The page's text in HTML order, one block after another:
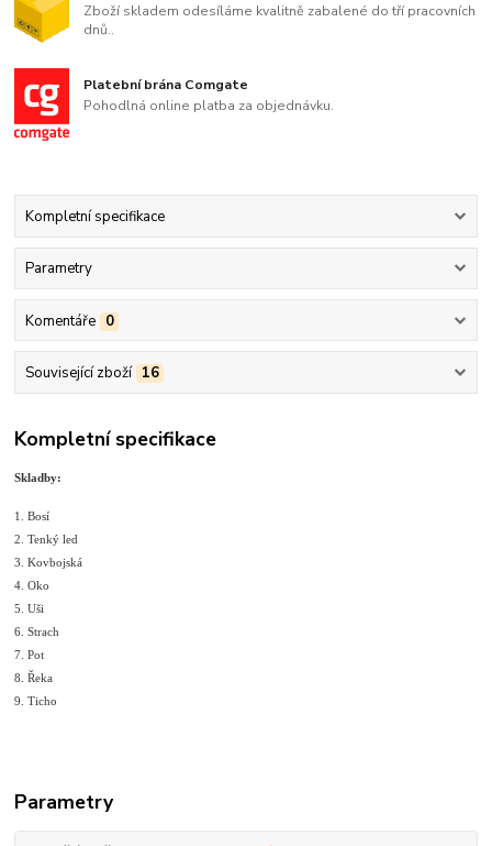
Zboží skladem odesíláme kvalitně zabalené do tří pracovních
dnů..
Platební brána Comgate
Pohodlná online platba za objednávku.
Kompletní specifikace
Parametry
Komentáře 0
Související zboží 16
Kompletní specifikace
Skladby:
1. Bosí
2. Tenký led
3. Kovbojská
4. Oko
5. Uši
6. Strach
7. Pot
8. Řeka
9. Ticho
Parametry